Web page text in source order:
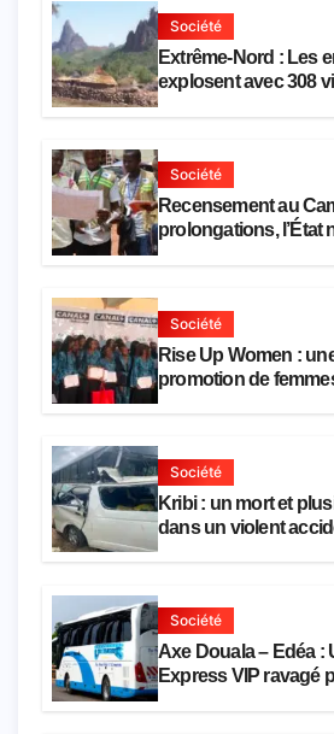
Société
Extrême-Nord : Les
explosent avec 308
Société
Recensement au
prolongations, l’État
Société
Rise Up Women :
promotion de
Société
Kribi : un mort et
dans un violent
Société
Axe Douala – Edéa :
Express VIP ravagé